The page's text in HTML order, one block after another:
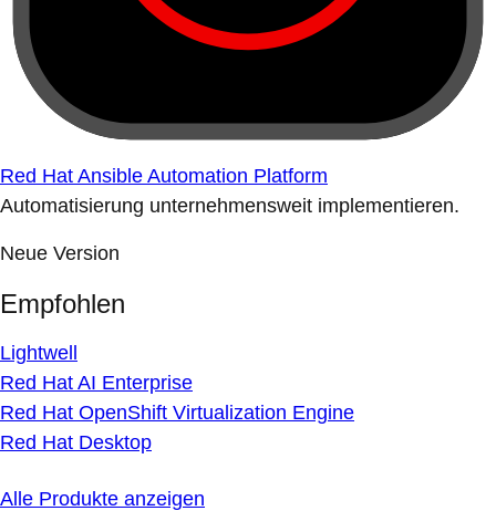
Red Hat Ansible Automation Platform
Automatisierung unternehmensweit implementieren.
Neue Version
Empfohlen
Lightwell
Red Hat AI Enterprise
Red Hat OpenShift Virtualization Engine
Red Hat Desktop
Alle Produkte anzeigen